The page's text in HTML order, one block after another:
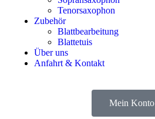
Tenorsaxophon
Zubehör
Blattbearbeitung
Blattetuis
Über uns
Anfahrt & Kontakt
Mein Konto